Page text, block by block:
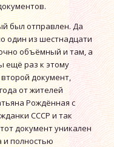
был отправлен. Да
один из шестнадцати
объёмный и там, а
ещё раз к этому
документ,
от жителей
Рождённая с
СССР и так
документ уникален
и полностью